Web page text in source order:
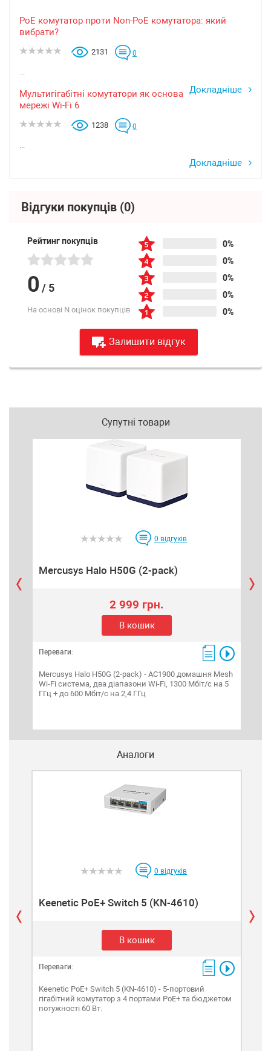
PoE комутатор проти Non-PoE комутатора: який
вибрати?
2131 0
...
Докладніше
Мультигігабітні комутатори як основа
мережі Wi-Fi 6
1238 0
...
Докладніше
Відгуки покупців (0)
Рейтинг покупців
0 / 5
На основі N оцінок покупців
0%
0%
0%
0%
0%
Залишити відгук
Супутні товари
0 відгуків
Mercusys Halo H50G (2-pack)
2 999 грн.
В кошик
Переваги:
Mercusys Halo H50G (2-pack) - AC1900 домашня Mesh
Wi-Fi система, два діапазони Wi-Fi, 1300 Мбіт/с на 5
ГГц + до 600 Мбіт/с на 2,4 ГГц
Аналоги
0 відгуків
Keenetic PoE+ Switch 5 (KN-4610)
В кошик
Переваги:
Keenetic PoE+ Switch 5 (KN-4610) - 5-портовий
гігабітний комутатор з 4 портами PoE+ та бюджетом
потужності 60 Вт.